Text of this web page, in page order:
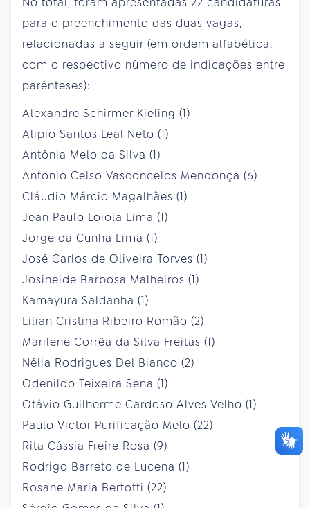
para o preenchimento das duas vagas,
relacionadas a seguir (em ordem alfabética,
com o respectivo número de indicações entre
parênteses):
Alexandre Schirmer Kieling (1)
Alipio Santos Leal Neto (1)
Antônia Melo da Silva (1)
Antonio Celso Vasconcelos Mendonça (6)
Cláudio Márcio Magalhães (1)
Jean Paulo Loiola Lima (1)
Jorge da Cunha Lima (1)
José Carlos de Oliveira Torves (1)
Josineide Barbosa Malheiros (1)
Kamayura Saldanha (1)
Lilian Cristina Ribeiro Romão (2)
Marilene Corrêa da Silva Freitas (1)
Nélia Rodrigues Del Bianco (2)
Odenildo Teixeira Sena (1)
Otávio Guilherme Cardoso Alves Velho (1)
Paulo Victor Purificação Melo (22)
Rita Cássia Freire Rosa (9)
Rodrigo Barreto de Lucena (1)
Rosane Maria Bertotti (22)